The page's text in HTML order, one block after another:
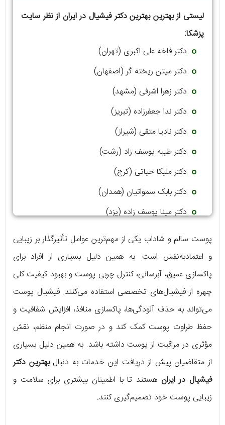
لیستی از بهترین بهترین دکتر فیشیال در ایران از نظر سایت
پزشکا:
دکتر فاخه علی اکبری (تهران)
دکتر میتن ریخته گر (اصفهان)
دکتر زهرا اشرفی (مشهد)
دکتر ندا جعفرزاده (تبریز)
دکتر نادیا متقی (شیراز)
دکتر طیبه یوسف زاد (رشت)
دکتر ملیکا حیاتی (کرج)
دکتر بابک سمواتیان (همدان)
دکتر مینا یوسف زاده (یزد)
دکتر سحر حسین خانی (زنجان)
پوست سالم و شاداب یکی از مهم‌ترین عوامل تأثیرگذار بر زیبایی
و اعتمادبه‌نفس است. به همین دلیل بسیاری از افراد برای
پاکسازی عمیق، آبرسانی، کنترل چربی پوست و بهبود کیفیت کلی
چهره از فیشیال‌های تخصصی استفاده می‌کنند. فیشیال پوست
می‌تواند به حذف آلودگی‌ها، پاکسازی منافذ، افزایش شفافیت و
حفظ طراوت پوست کمک کند و در صورت انجام منظم، نقش
مؤثری در مراقبت از پوست داشته باشد. به همین دلیل بسیاری
از متقاضیان پیش از دریافت این خدمات به دنبالبهترین دکتر
فیشیال در ایران هستند تا با اطمینان بیشتری برای سلامت و
زیبایی پوست خود تصمیم‌گیری کنند.